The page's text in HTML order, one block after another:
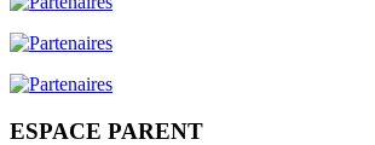
ESPACE PARENT